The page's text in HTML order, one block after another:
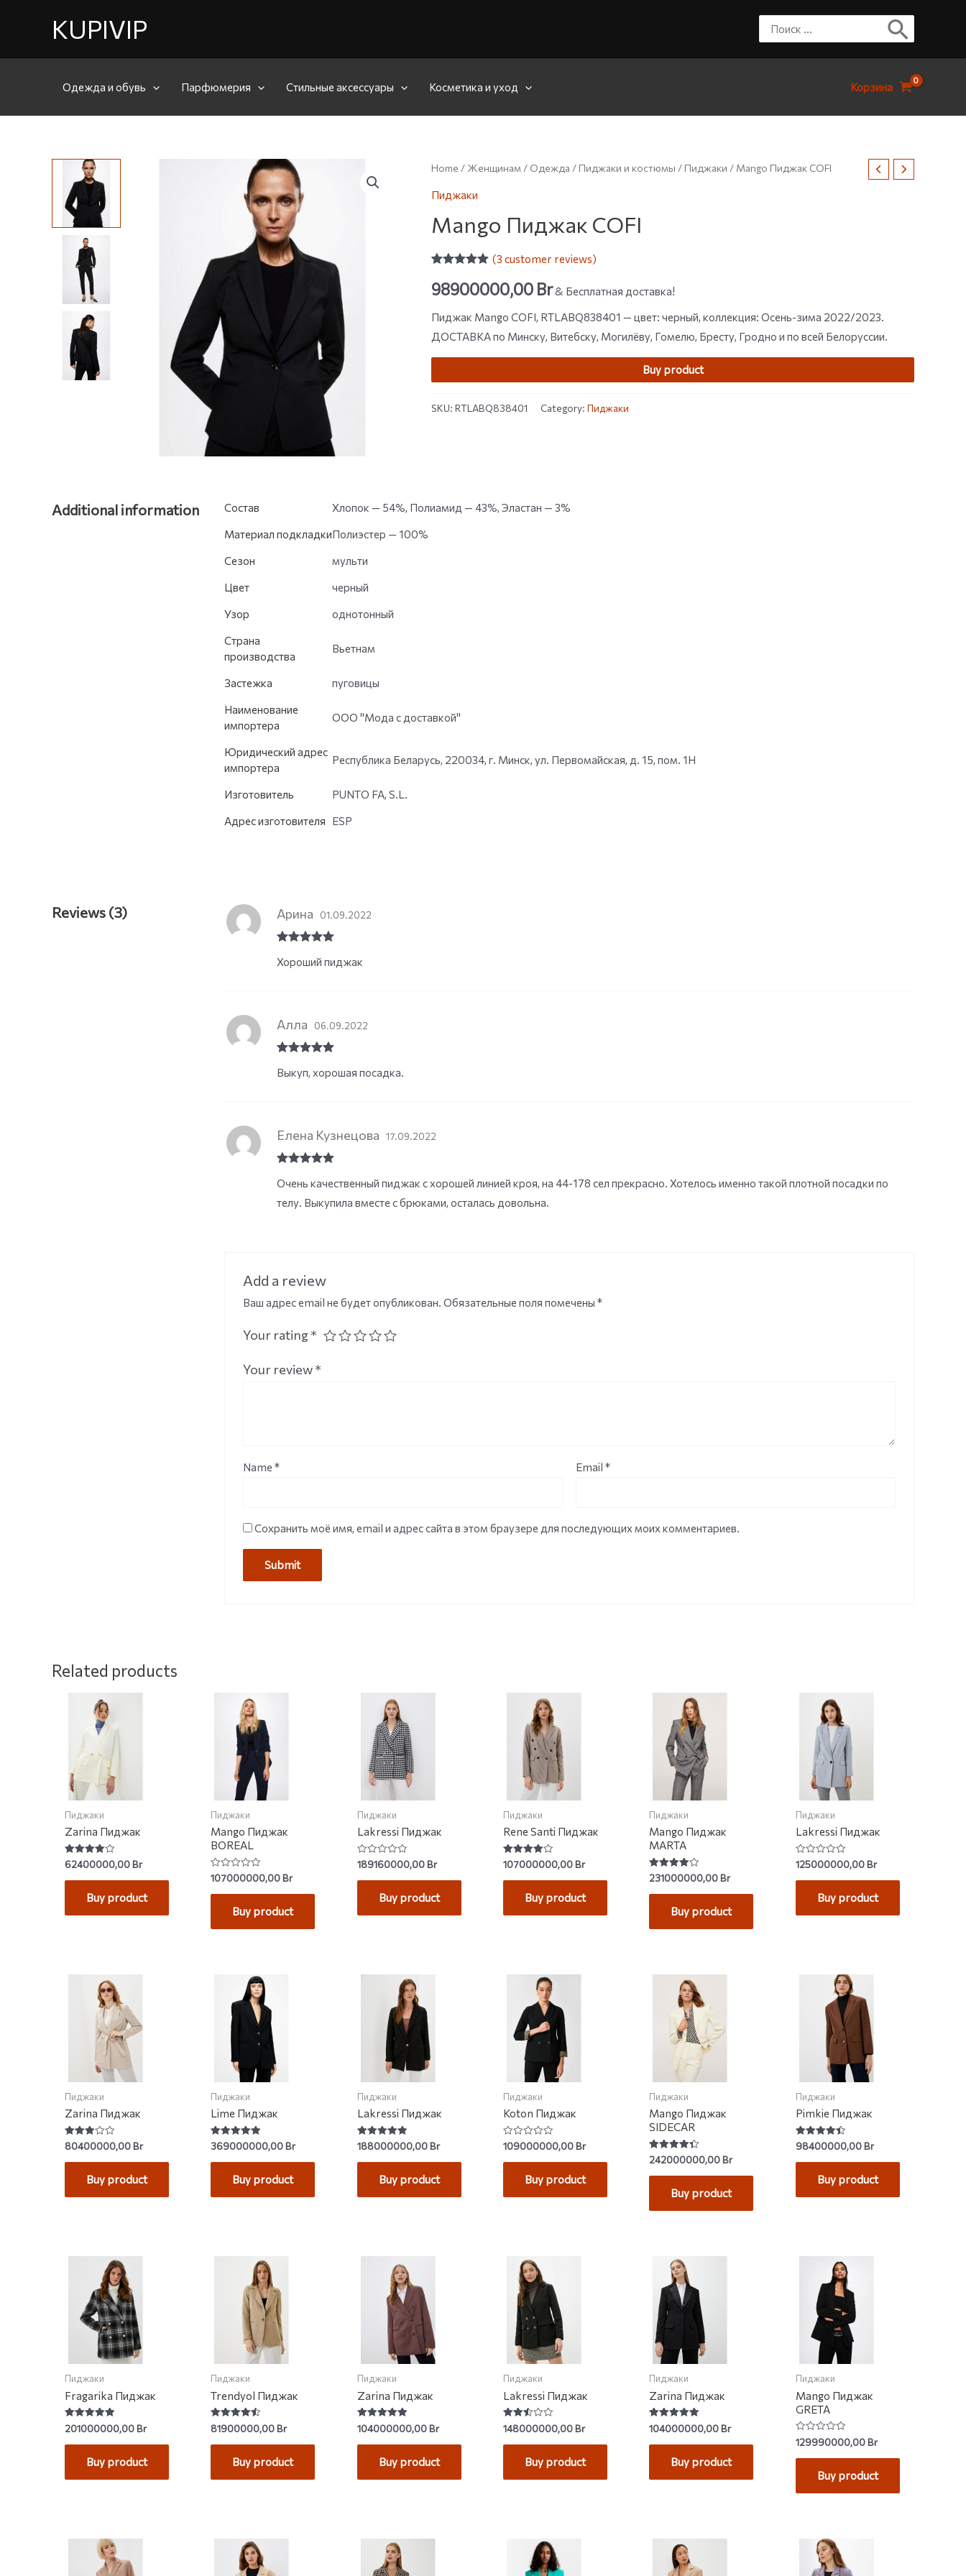
KUPIVIP
Одежда и обувь Парфюмерия Стильные аксессуары Косметика и уход Корзина
Home / Женщинам / Одежда /Пиджаки и костюмы /Пиджаки / Mango Пиджак COFI
Пиджаки
Mango Пиджак COFI
out of 5
based on
ratings
(3 customer reviews)
98900000,00 Br& Бесплатная доставка!
Пиджак Mango COFI, RTLABQ838401 — цвет: черный, коллекция: Осень-зима 2022/2023.
ДОСТАВКА по Минску, Витебску, Могилёву, Гомелю, Бресту, Гродно и по всей Белоруссии.
Buy product
SKU: RTLABQ838401 Category: Пиджаки
Additional information Состав Хлопок — 54%, Полиамид — 43%, Эластан — 3%
Материал подкладкиПолиэстер — 100%
Сезон мульти
Цвет черный
Узор однотонный
Страна
производства
Вьетнам
Застежка пуговицы
Наименование
импортера
ООО "Мода с доставкой"
Юридический адрес
импортера
Республика Беларусь, 220034, г. Минск, ул. Первомайская, д. 15, пом. 1Н
Изготовитель PUNTO FA, S.L.
Адрес изготовителя ESP
Reviews (3)
of 5
Арина 01.09.2022
Хороший пиджак
of 5
Алла 06.09.2022
Выкуп, хорошая посадка.
of 5
Елена Кузнецова 17.09.2022
Очень качественный пиджак с хорошей линией кроя, на 44-178 сел прекрасно. Хотелось именно такой плотной посадки по
телу. Выкупила вместе с брюками, осталась довольна.
Add a review
Ваш адрес email не будет опубликован. Обязательные поля помечены*
Your rating*
Your review*
Name* Email*
Сохранить моё имя, email и адрес сайта в этом браузере для последующих моих комментариев.
Related products
Пиджаки
Zarina Пиджак
Rated
4.00
out of 5
62400000,00Br
Buy product
Пиджаки
Mango Пиджак
BOREAL
Rated
0
out
107000000,00Br
Buy product
Пиджаки
Lakressi Пиджак
Rated
0
out
189160000,00Br
Buy product
Пиджаки
Rene Santi Пиджак
Rated
4.00
out of 5
107000000,00Br
Buy product
Пиджаки
Mango Пиджак
MARTA
Rated
4.00
out of 5
231000000,00Br
Buy product
Пиджаки
Lakressi Пиджак
Rated
0
out
125000000,00Br
Buy product
Пиджаки
Zarina Пиджак
Rated
3.00
out of
80400000,00Br
Buy product
Пиджаки
Lime Пиджак
Rated
4.92
out of 5
369000000,00Br
Buy product
Пиджаки
Lakressi Пиджак
Rated
5.00
out of 5
188000000,00Br
Buy product
Пиджаки
Koton Пиджак
Rated
0
out
109000000,00Br
Buy product
Пиджаки
Mango Пиджак
SIDECAR
Rated
4.38
out of 5
242000000,00Br
Buy product
Пиджаки
Pimkie Пиджак
Rated
4.50
out of 5
98400000,00Br
Buy product
Пиджаки
Fragarika Пиджак
Rated
5.00
out of 5
201000000,00Br
Buy product
Пиджаки
Trendyol Пиджак
Rated
4.50
out of 5
81900000,00Br
Buy product
Пиджаки
Zarina Пиджак
Rated
5.00
out of 5
104000000,00Br
Buy product
Пиджаки
Lakressi Пиджак
Rated
2.50
out of
148000000,00Br
Buy product
Пиджаки
Zarina Пиджак
Rated
5.00
out of 5
104000000,00Br
Buy product
Пиджаки
Mango Пиджак
GRETA
Rated
0
out
129990000,00Br
Buy product